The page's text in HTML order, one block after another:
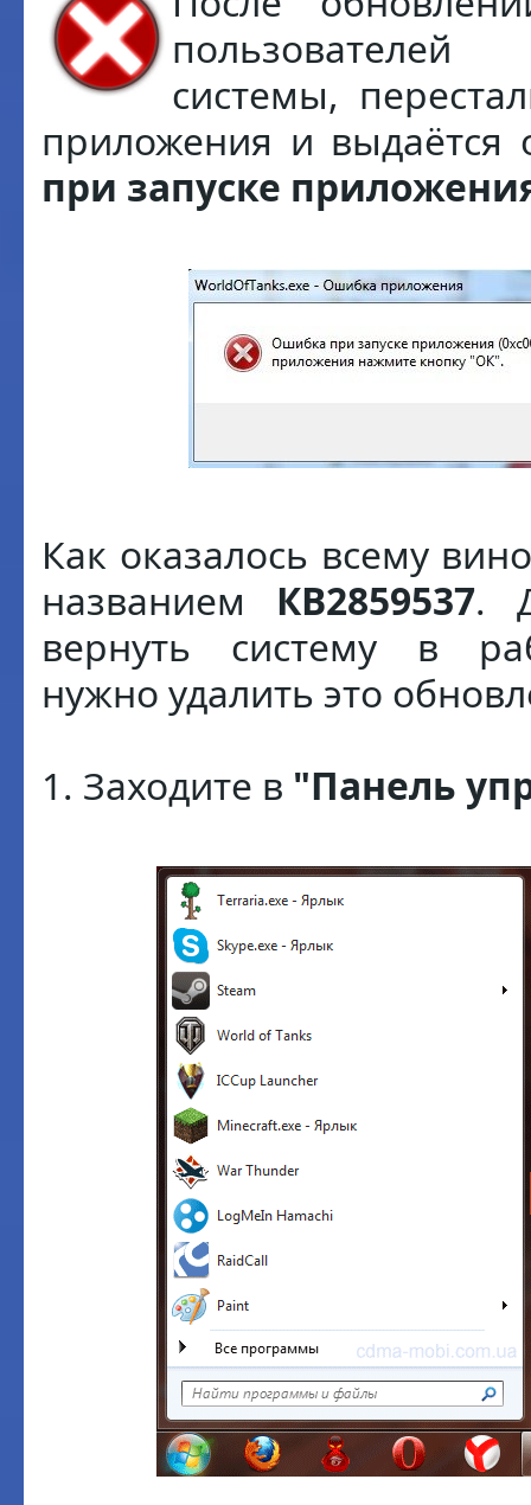
системы,
приложения и
при запуске
Как оказалось всему
названием КВ2859537.
вернуть систему в
нужно удалить это
1. Заходите в "Панель